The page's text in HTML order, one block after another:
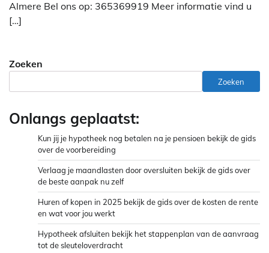
Almere Bel ons op: 365369919 Meer informatie vind u
[…]
Zoeken
Zoeken
Onlangs geplaatst:
Kun jij je hypotheek nog betalen na je pensioen bekijk de gids
over de voorbereiding
Verlaag je maandlasten door oversluiten bekijk de gids over
de beste aanpak nu zelf
Huren of kopen in 2025 bekijk de gids over de kosten de rente
en wat voor jou werkt
Hypotheek afsluiten bekijk het stappenplan van de aanvraag
tot de sleuteloverdracht